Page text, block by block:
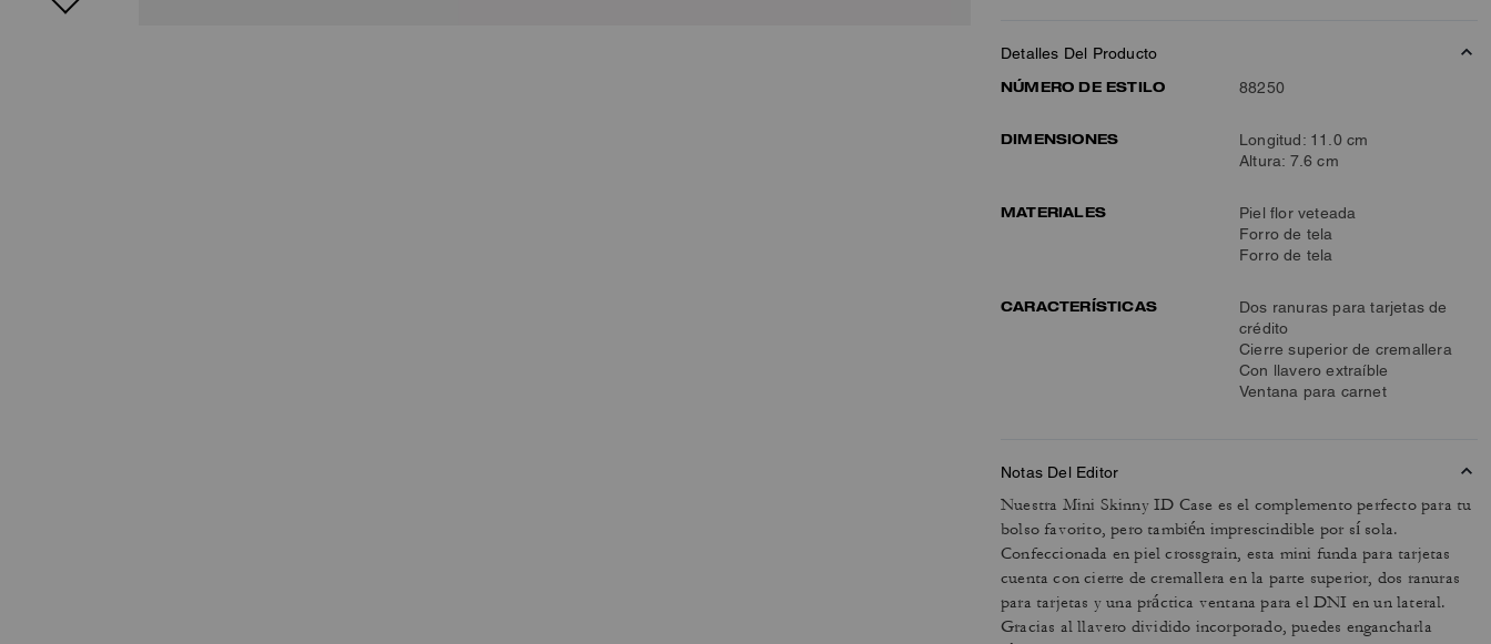
Detalles Del Producto
NÚMERO DE ESTILO
88250
DIMENSIONES
Longitud: 11.0 cm
Altura: 7.6 cm
MATERIALES
Piel flor veteada
Forro de tela
Forro de tela
CARACTERÍSTICAS
Dos ranuras para tarjetas de
crédito
Cierre superior de cremallera
Con llavero extraíble
Ventana para carnet
Notas Del Editor
Nuestra Mini Skinny ID Case es el complemento perfecto para tu
bolso favorito, pero también imprescindible por sí sola.
Confeccionada en piel crossgrain, esta mini funda para tarjetas
cuenta con cierre de cremallera en la parte superior, dos ranuras
para tarjetas y una práctica ventana para el DNI en un lateral.
Gracias al llavero dividido incorporado, puedes engancharla